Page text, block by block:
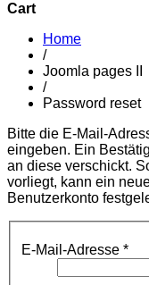
Cart
Home
/
Joomla pages II
/
Password reset
Bitte die E-Mail-
eingeben. Ein
an diese verschickt.
vorliegt, kann ein
Benutzerkonto
E-Mail-Adresse *